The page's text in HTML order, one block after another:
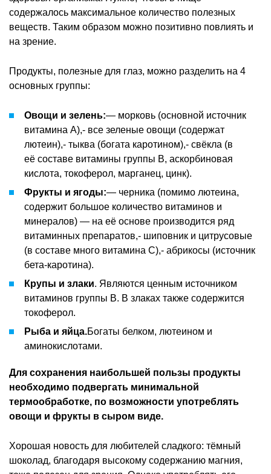
содержалось максимальное количество полезных
веществ. Таким образом можно позитивно повлиять и
на зрение.
Продукты, полезные для глаз, можно разделить на 4
основных группы:
Овощи и зелень:— морковь (основной источник
витамина А),- все зеленые овощи (содержат
лютеин),- тыква (богата каротином),- свёкла (в
её составе витамины группы В, аскорбиновая
кислота, токоферол, марганец, цинк).
Фрукты и ягоды:— черника (помимо лютеина,
содержит большое количество витаминов и
минералов) — на её основе производится ряд
витаминных препаратов,- шиповник и цитрусовые
(в составе много витамина С),- абрикосы (источник
бета-каротина).
Крупы и злаки. Являются ценным источником
витаминов группы В. В злаках также содержится
токоферол.
Рыба и яйца.Богаты белком, лютеином и
аминокислотами.
Для сохранения наибольшей пользы продукты
необходимо подвергать минимальной
термообработке, по возможности употреблять
овощи и фрукты в сыром виде.
Хорошая новость для любителей сладкого: тёмный
шоколад, благодаря высокому содержанию магния,